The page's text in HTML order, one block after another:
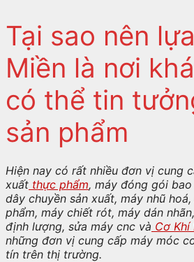
Tại sao nên
Miền là nơi
có thể tin
sản phẩm
Hiện nay có rất nhiều đơn vị cung
xuất thực phẩm, máy đóng gói
dây chuyền sản xuất, máy nhũ
phẩm, máy chiết rót, máy dán
định lượng, sửa máy cnc và Cơ Khí
những đơn vị cung cấp máy móc
tín trên thị trường.